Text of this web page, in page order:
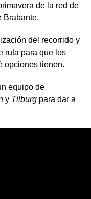
de la red de
Brabante.
del recorrido y
ruta para que los
opciones tienen.
equipo de
y Tilburg para dar a